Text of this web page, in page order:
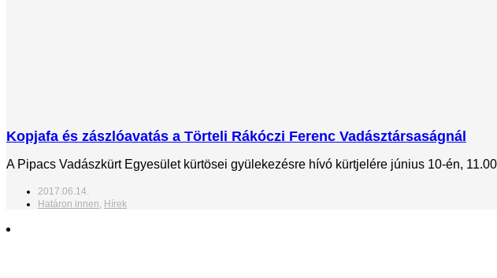
Kopjafa és zászlóavatás a Törteli Rákóczi Ferenc Vadásztársaságnál
A Pipacs Vadászkürt Egyesület kürtösei gyülekezésre hívó kürtjelére június 10-én,
2017.06.14.
Határon innen, Hírek